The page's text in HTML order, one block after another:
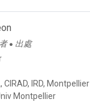
● 出處
CIRAD, IRD, Montpellier
Montpellier